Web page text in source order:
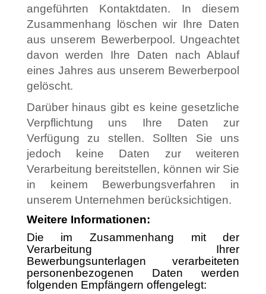
angeführten Kontaktdaten. In diesem
Zusammenhang löschen wir Ihre Daten
aus unserem Bewerberpool. Ungeachtet
davon werden Ihre Daten nach Ablauf
eines Jahres aus unserem Bewerberpool
gelöscht.
Darüber hinaus gibt es keine gesetzliche
Verpflichtung uns Ihre Daten zur
Verfügung zu stellen. Sollten Sie uns
jedoch keine Daten zur weiteren
Verarbeitung bereitstellen, können wir Sie
in keinem Bewerbungsverfahren in
unserem Unternehmen berücksichtigen.
Weitere Informationen:
Die im Zusammenhang mit der
Verarbeitung Ihrer
Bewerbungsunterlagen verarbeiteten
personenbezogenen Daten werden
folgenden Empfängern offengelegt: